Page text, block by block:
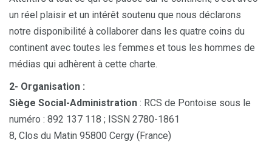
un réel plaisir et un intérêt soutenu que nous déclarons
notre disponibilité à collaborer dans les quatre coins du
continent avec toutes les femmes et tous les hommes de
médias qui adhèrent à cette charte.
2- Organisation :
Siège Social-Administration : RCS de Pontoise sous le
numéro : 892 137 118 ; ISSN 2780-1861
8, Clos du Matin 95800 Cergy (France)